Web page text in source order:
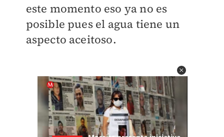
este momento eso ya no es
posible pues el agua tiene un
aspecto aceitoso.